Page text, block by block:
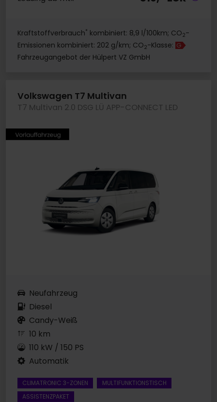
Kraftstoffverbrauch* kombiniert: 8,9 l/100km; CO2-
Emissionen kombiniert: 202 g/km; CO2-Klasse: G
Fahrzeugangebot der Hülpert VZ GmbH
Volkswagen T7 Multivan
T7 Multivan 2.0 DSG LÜ APP-CONNECT LED
Neufahrzeug
Diesel
Candy-Weiß
10 km
110 kW / 150 PS
Automatik
CLIMATRONIC 3-ZONEN
MULTIFUNKTIONSTISCH
ASSISTENZPAKET